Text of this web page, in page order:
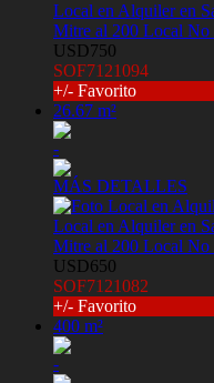
Local en Alquiler en
Mitre al 200 Local No
USD750
SOF7121094
+/- Favorito
26.67 m²
-
MÁS DETALLES
Local en Alquiler en
Mitre al 200 Local No
USD650
SOF7121082
+/- Favorito
400 m²
-